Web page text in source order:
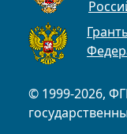
© 1999-2026,